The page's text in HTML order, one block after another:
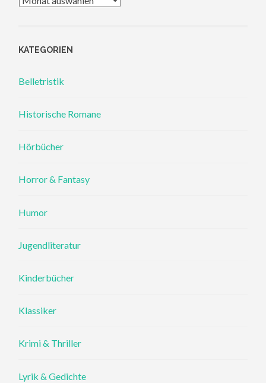
KATEGORIEN
Belletristik
Historische Romane
Hörbücher
Horror & Fantasy
Humor
Jugendliteratur
Kinderbücher
Klassiker
Krimi & Thriller
Lyrik & Gedichte